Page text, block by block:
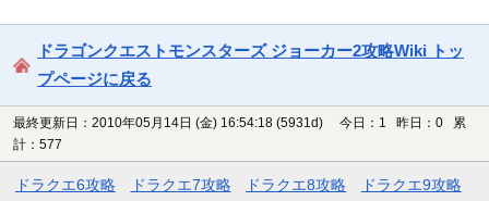
ドラゴンクエストモンスターズ ジョーカー2攻略Wiki トッ
プページに戻る
最終更新日：2010年05月14日 (金) 16:54:18 (5931d)
今日：1 昨日：0 累
計：577
ドラクエ6攻略 ドラクエ7攻略 ドラクエ8攻略 ドラクエ9攻略